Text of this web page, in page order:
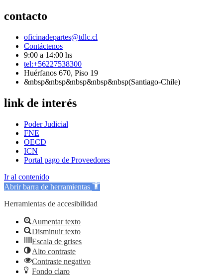
contacto
oficinadepartes@tdlc.cl
Contáctenos
9:00 a 14:00 hs
tel:+56227538300
Huérfanos 670, Piso 19
&nbsp&nbsp&nbsp&nbsp&nbsp(Santiago-Chile)
link de interés
Poder Judicial
FNE
OECD
ICN
Portal pago de Proveedores
Ir al contenido
Abrir barra de herramientas
Herramientas de accesibilidad
Aumentar texto
Disminuir texto
Escala de grises
Alto contraste
Contraste negativo
Fondo claro